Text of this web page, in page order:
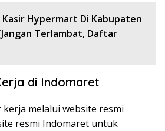
Kasir Hypermart Di Kabupaten
Terlambat, Daftar
di Indomaret
kerja melalui website resmi
resmi Indomaret untuk